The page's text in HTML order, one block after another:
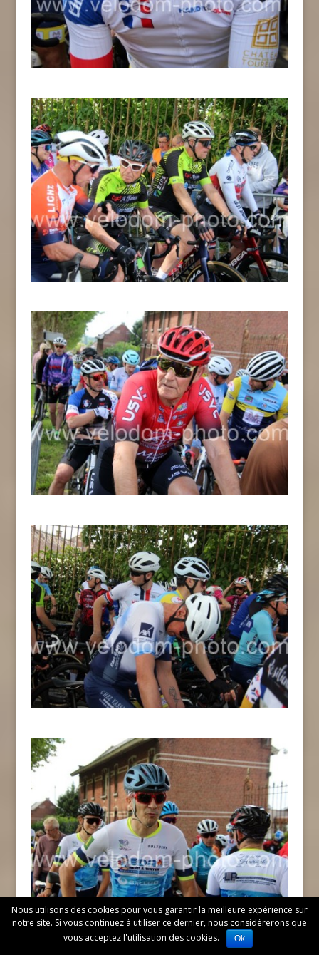
Nous utilisons des cookies pour vous garantir la meilleure expérience sur
notre site. Si vous continuez à utiliser ce dernier, nous considérerons que
vous acceptez l'utilisation des cookies.
Ok